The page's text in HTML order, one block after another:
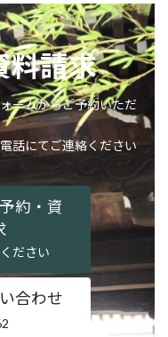
料請求
ームからご予約いただ
話にてご連絡ください
約・資
ださい
合わせ